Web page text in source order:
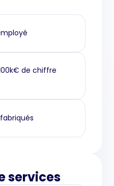
de chiffre
services